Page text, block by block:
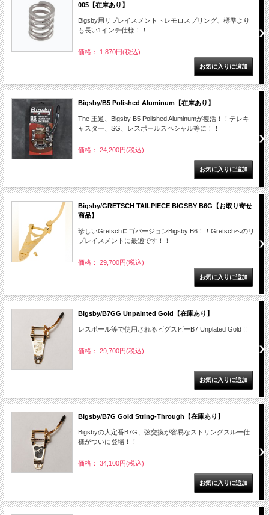
005【在庫あり】
Bigsby用リプレイスメントトレモロスプリング、標準より
も長い1インチ仕様！！
価格： 1,870円(税込)
Bigsby/B5 Polished Aluminum【在庫あり】
The 王道、Bigsby B5 Polished Aluminumが復活！！テレキ
ャスター、SG、レスポールスペシャル等に！！
価格： 24,200円(税込)
Bigsby/GRETSCH TAILPIECE BIGSBY B6G【お取り寄せ
商品】
珍しいGretschロゴバージョンBigsby B6！！Gretschへのリ
プレイスメントに最適です！！
価格： 29,700円(税込)
Bigsby/B7GG Unpainted Gold【在庫あり】
レスポール等で使用されるビグスビーB7 Unplated Gold !!
価格： 29,700円(税込)
Bigsby/B7G Gold String-Through【在庫あり】
Bigsbyの大定番B7G、弦交換が容易なストリングスルー仕
様がついに登場！！
価格： 34,100円(税込)